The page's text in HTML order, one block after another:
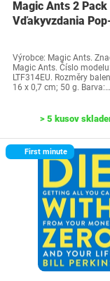
Magic Ants 2 Pack
Vďakyvzdania
Výrobce: Magic Ants.
Magic Ants. Číslo
LTF314EU. Rozměry
16 x 0,7 cm; 50 g. Barva:…
> 5 kusov
First minute